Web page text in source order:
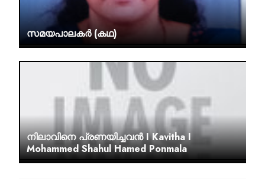
സമയപാലകർ (കഥ)
നിലാവിനെ പ്രണയിച്ചവൻ I Kavitha I
Mohammed Shahul Hamed Ponmala